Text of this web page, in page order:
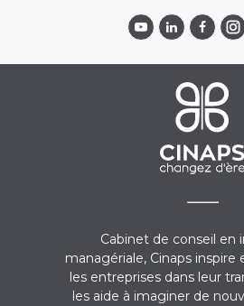
Cabinet de conseil en
managériale, Cinaps
les entreprises dans leur
les aide à imaginer de